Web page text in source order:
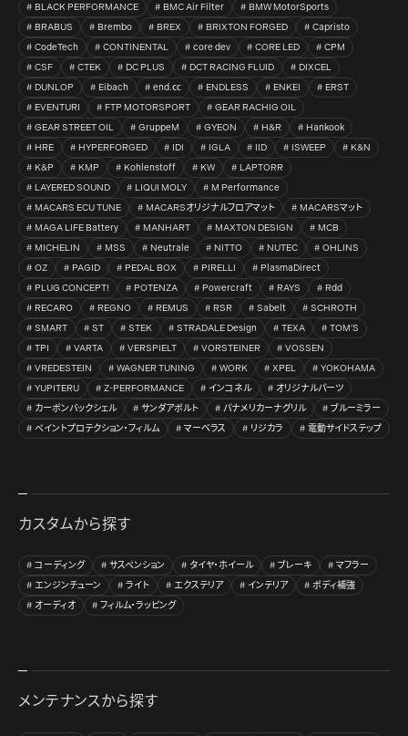
BLACK PERFORMANCE
BMC Air Filter
BMW MotorSports
BRABUS
Brembo BREX BRIXTON FORGED
Capristo
CodeTech
CONTINENTAL core dev CORE LED
CPM
CSF
CTEK DC PLUS DCT RACING FLUID
DIXCEL
DUNLOP
Eibach end.㏄ ENDLESS ENKEI
ERST
EVENTURI
FTP MOTORSPORT
GEAR RACHIG OIL
GEAR STREET OIL
GruppeM GYEON H&R
Hankook
HRE
HYPERFORGED IDI IGLA IID ISWEEP
K&N
K&P
KMP Kohlenstoff KW
LAPTORR
LAYERED SOUND
LIQUI MOLY
M Performance
MACARS ECU TUNE
MACARSオリジナルフロアマット
MACARSマット
MAGA LIFE Battery
MANHART MAXTON DESIGN
MCB
MICHELIN
MSS Neutrale NITTO NUTEC
OHLINS
OZ
PAGID PEDAL BOX PIRELLI
PlasmaDirect
PLUG CONCEPT!
POTENZA Powercraft RAYS
Rdd
RECARO
REGNO REMUS RSR Sabelt
SCHROTH
SMART
ST STEK STRADALE Design TEXA
TOM’S
TPI
VARTA VERSPIELT VORSTEINER
VOSSEN
VREDESTEIN
WAGNER TUNING WORK XPEL
YOKOHAMA
YUPITERU
Z-PERFORMANCE インコネル
オリジナルパーツ
カーボンバックシェル
サンダアボルト パナメリカーナグリル
ブルーミラー
ペイントプロテクション・フィルム
マーベラス リジカラ 電動サイドステップ
カスタムから探す
コーディング サスペンション タイヤ・ホイール ブレーキ
マフラー
エンジンチューン
ライト エクステリア インテリア
ボディ補強
オーディオ
フィルム・ラッピング
メンテナンスから探す